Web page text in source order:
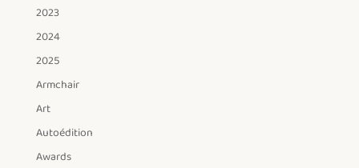
2023
2024
2025
Armchair
Art
Autoédition
Awards